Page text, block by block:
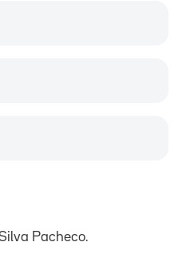
Pacheco.